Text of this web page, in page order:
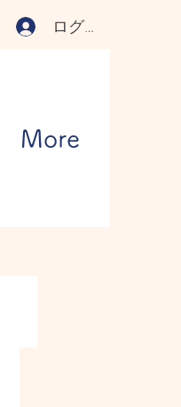
ログイン
More